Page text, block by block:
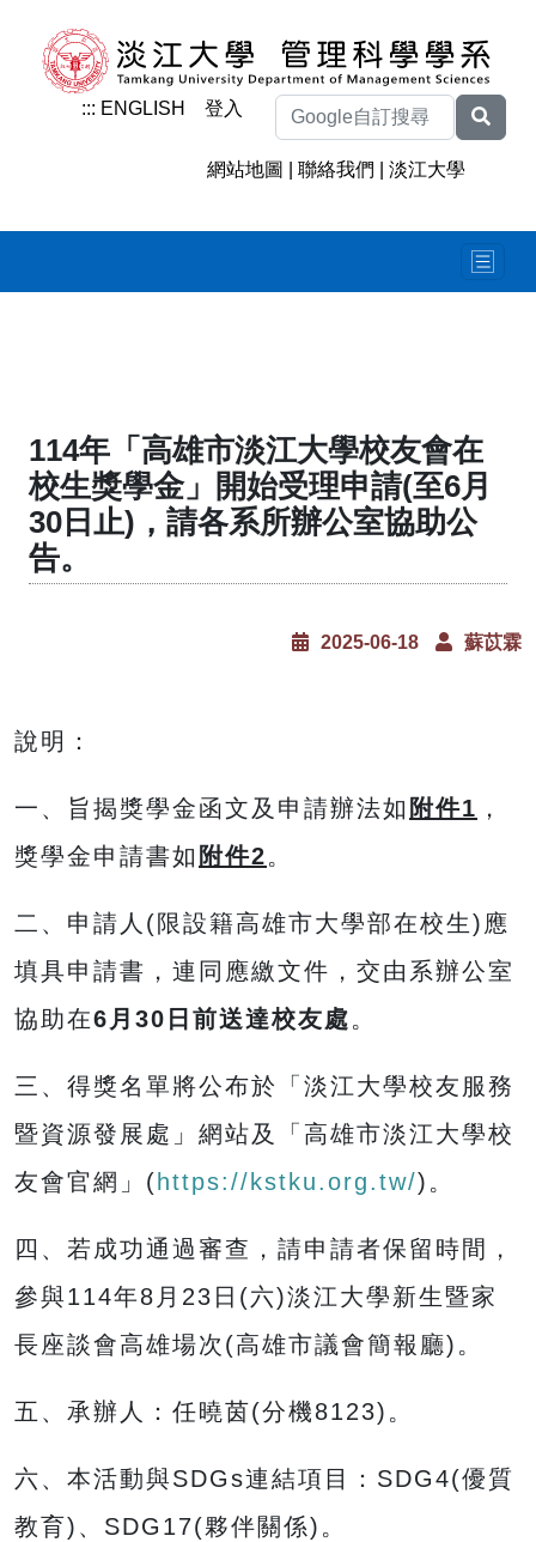
::: ENGLISH 登入
網站地圖 |聯絡我們 |淡江大學
114年「高雄市淡江大學校友會在
校生獎學金」開始受理申請(至6月
30日止)，請各系所辦公室協助公
告。
2025-06-18 蘇苡霖
說明：
一、旨揭獎學金函文及申請辦法如 附件1 ，
獎學金申請書如 附件2。
二、申請人(限設籍高雄市大學部在校生)應
填具申請書，連同應繳文件，交由系辦公室
協助在6月30日前送達校友處。
三、得獎名單將公布於「淡江大學校友服務
暨資源發展處」網站及「高雄市淡江大學校
友會官網」( https://kstku.org.tw/)。
四、若成功通過審查，請申請者保留時間，
參與114年8月23日(六)淡江大學新生暨家
長座談會高雄場次(高雄市議會簡報廳)。
五、承辦人：任曉茵(分機8123)。
六、本活動與SDGs連結項目：SDG4(優質
教育)、SDG17(夥伴關係)。